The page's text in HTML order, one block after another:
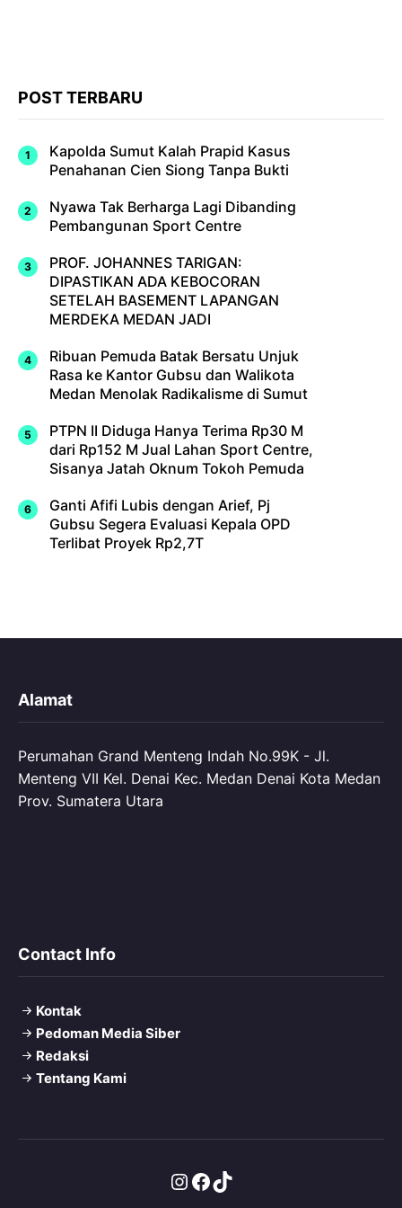
POST TERBARU
Kapolda Sumut Kalah Prapid Kasus
Penahanan Cien Siong Tanpa Bukti
Nyawa Tak Berharga Lagi Dibanding
Pembangunan Sport Centre
PROF. JOHANNES TARIGAN:
DIPASTIKAN ADA KEBOCORAN
SETELAH BASEMENT LAPANGAN
MERDEKA MEDAN JADI
Ribuan Pemuda Batak Bersatu Unjuk
Rasa ke Kantor Gubsu dan Walikota
Medan Menolak Radikalisme di Sumut
PTPN II Diduga Hanya Terima Rp30 M
dari Rp152 M Jual Lahan Sport Centre,
Sisanya Jatah Oknum Tokoh Pemuda
Ganti Afifi Lubis dengan Arief, Pj
Gubsu Segera Evaluasi Kepala OPD
Terlibat Proyek Rp2,7T
Alamat
Perumahan Grand Menteng Indah No.99K - Jl.
Menteng VII Kel. Denai Kec. Medan Denai Kota Medan
Prov. Sumatera Utara
Contact Info
Kontak
Pedoman Media Siber
Redaksi
Tentang Kami
Instagram
Facebook
TikTok